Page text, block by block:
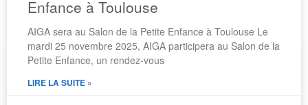
Enfance à Toulouse​
AIGA sera au Salon de la Petite Enfance à Toulouse Le
mardi 25 novembre 2025, AIGA participera au Salon de la
Petite Enfance, un rendez-vous
LIRE LA SUITE »